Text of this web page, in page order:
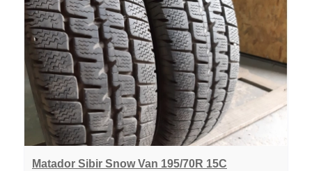
Matador Sibir Snow Van 195/70R 15C